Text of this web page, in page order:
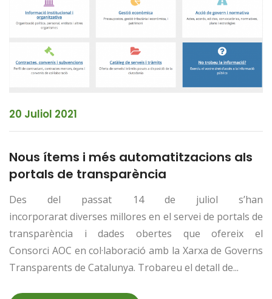
20 Juliol 2021
Nous ítems i més automatitzacions als
portals de transparència
Des del passat 14 de juliol s’han
incorporarat diverses millores en el servei de portals de
transparència i dades obertes que ofereix el
Consorci AOC en col·laboració amb la Xarxa de Governs
Transparents de Catalunya. Trobareu el detall de...